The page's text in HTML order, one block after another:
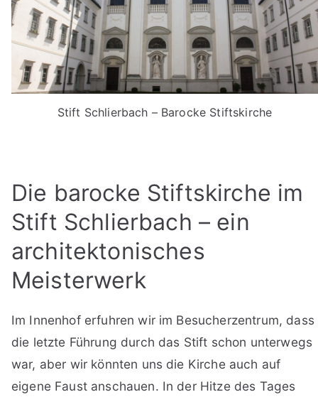
Stift Schlierbach – Barocke Stiftskirche
Die barocke Stiftskirche im
Stift Schlierbach – ein
architektonisches
Meisterwerk
Im Innenhof erfuhren wir im Besucherzentrum, dass
die letzte Führung durch das Stift schon unterwegs
war, aber wir könnten uns die Kirche auch auf
eigene Faust anschauen. In der Hitze des Tages